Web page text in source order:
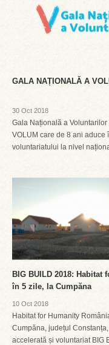
GALA NAȚIONALĂ A
30 Oct 2018
Gala Națională a
VOLUM care de 8 ani aduce
voluntariatului la nivel
BIG BUILD 2018:
în 5 zile, la Cumpăna
10 Oct 2018
Habitat for Humanity
Cumpăna, județul
accelerată și voluntariat BIG